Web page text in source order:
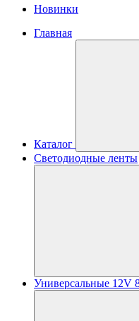
Новинки
Главная
Каталог
Светодиодные ленты
Универсальные 12V